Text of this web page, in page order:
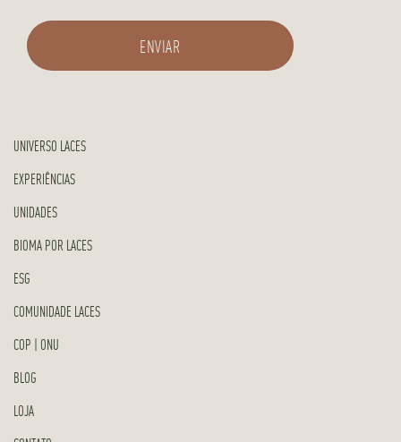
UNIVERSO LACES
EXPERIÊNCIAS
UNIDADES
BIOMA POR LACES
ESG
COMUNIDADE LACES
COP | ONU
BLOG
LOJA